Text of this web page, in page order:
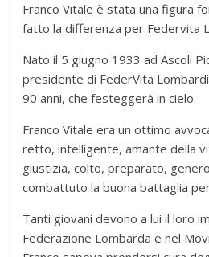
Franco Vitale è stata una figura
fatto la differenza per Federvita
Nato il 5 giugno 1933 ad Ascoli
presidente di FederVita
90 anni, che festeggerà in cielo.
Franco Vitale era un ottimo
retto, intelligente, amante della
giustizia, colto, preparato,
combattuto la buona battaglia
Tanti giovani devono a lui il loro
Federazione Lombarda e nel